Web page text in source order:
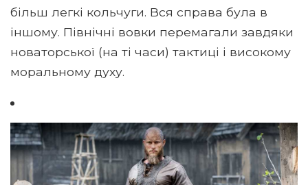
більш легкі кольчуги. Вся справа була в
іншому. Північні вовки перемагали завдяки
новаторської (на ті часи) тактиці і високому
моральному духу.